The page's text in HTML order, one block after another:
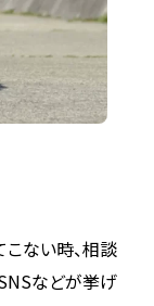
こない時、相談
などが挙げ